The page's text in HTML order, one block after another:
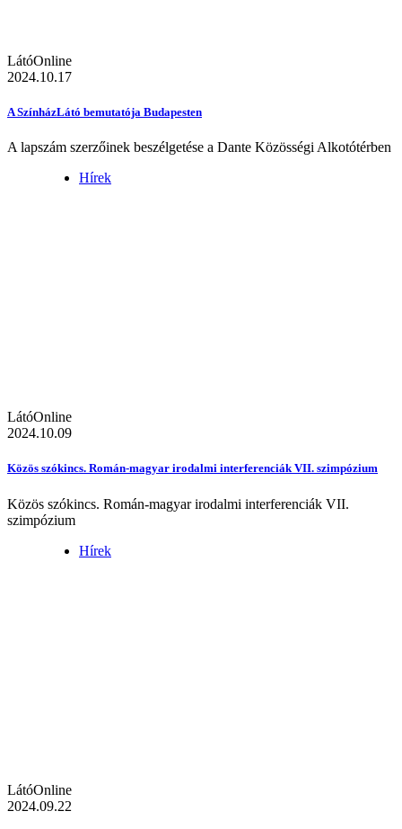
LátóOnline
2024.10.17
A SzínházLátó bemutatója Budapesten
A lapszám szerzőinek beszélgetése a Dante Közösségi Alkotótérben
Hírek
LátóOnline
2024.10.09
Közös szókincs. Román-magyar irodalmi interferenciák VII. szimpózium
Közös szókincs. Román-magyar irodalmi interferenciák VII.
szimpózium
Hírek
LátóOnline
2024.09.22